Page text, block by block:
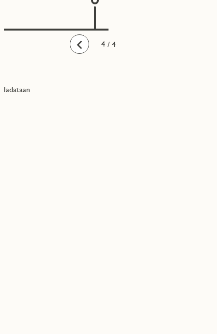
Taaksepäin
1
2
3
4 / 4
ladataan